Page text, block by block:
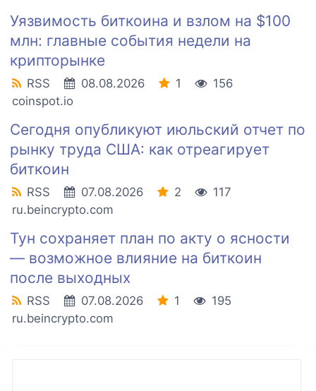
Уязвимость биткоина и взлом на $100
млн: главные события недели на
крипторынке
RSS 08.08.2026 1
156
coinspot.io
Сегодня опубликуют июльский отчет по
рынку труда США: как отреагирует
биткоин
RSS 07.08.2026 2
117
ru.beincrypto.com
Тун сохраняет план по акту о ясности
— возможное влияние на биткоин
после выходных
RSS 07.08.2026 1
195
ru.beincrypto.com